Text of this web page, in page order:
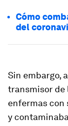
Cómo
del
Sin embargo,
transmisor de
enfermas con
y